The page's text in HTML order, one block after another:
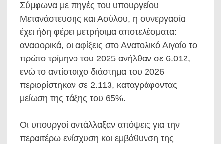
Σύμφωνα με πηγές του υπουργείου
Μετανάστευσης και Ασύλου, η συνεργασία
έχει ήδη φέρει μετρήσιμα αποτελέσματα:
αναφορικά, οι αφίξεις στο Ανατολικό Αιγαίο το
πρώτο τρίμηνο του 2025 ανήλθαν σε 6.012,
ενώ το αντίστοιχο διάστημα του 2026
περιορίστηκαν σε 2.113, καταγράφοντας
μείωση της τάξης του 65%.
Οι υπουργοί αντάλλαξαν απόψεις για την
περαιτέρω ενίσχυση και εμβάθυνση της